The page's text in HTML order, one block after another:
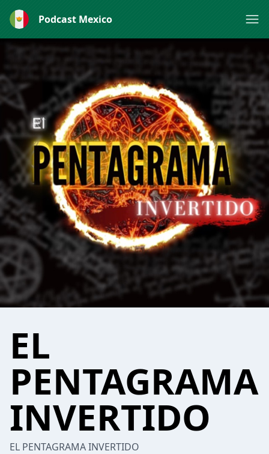
Podcast Mexico
EL
PENTAGRAMA
INVERTIDO
EL PENTAGRAMA INVERTIDO